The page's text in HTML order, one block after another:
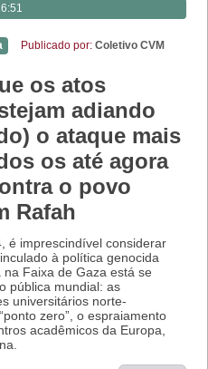
Publicado por: Coletivo CVM
os atos
adiando
o ataque mais
os até agora
o povo
Rafah
é imprescindível considerar
à política genocida
Faixa de Gaza está se
pública mundial: as
universitários norte-
zero”, o espraiamento
acadêmicos da Europa,